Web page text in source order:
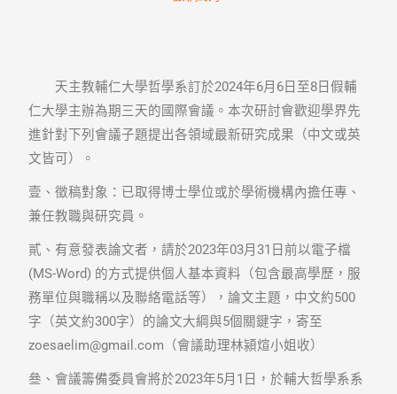
天主教輔仁大學哲學系訂於2024年6月6日至8日假輔
仁大學主辦為期三天的國際會議。本次研討會歡迎學界先
進針對下列會議子題提出各領域最新研究成果（中文或英
文皆可）。
壹、徵稿對象：已取得博士學位或於學術機構內擔任專、
兼任教職與研究員。
貳、有意發表論文者，請於2023年03月31日前以電子檔
(MS-Word) 的方式提供個人基本資料（包含最高學歷，服
務單位與職稱以及聯絡電話等），論文主題，中文約500
字（英文約300字）的論文大綱與5個關鍵字，寄至
zoesaelim@gmail.com（會議助理林潁煊小姐收）
叄、會議籌備委員會將於2023年5月1日，於輔大哲學系系